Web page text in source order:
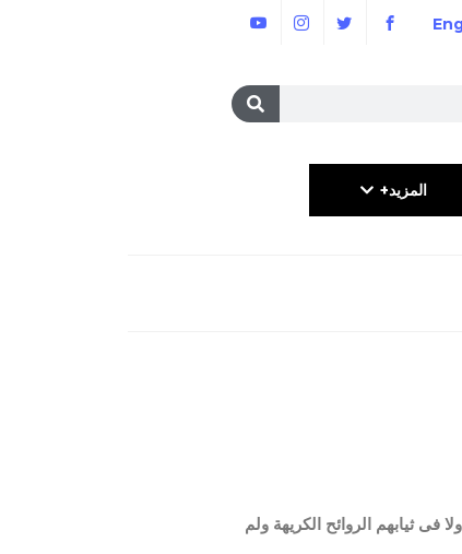
المزيد+
ثيابهم الروائح الكريهة ولم